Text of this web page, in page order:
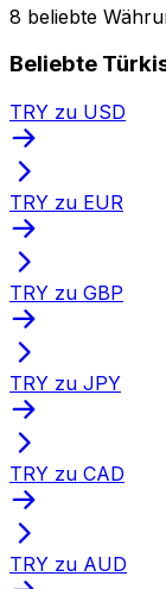
8 beliebte
Beliebte
TRY zu USD
TRY zu EUR
TRY zu GBP
TRY zu JPY
TRY zu CAD
TRY zu AUD